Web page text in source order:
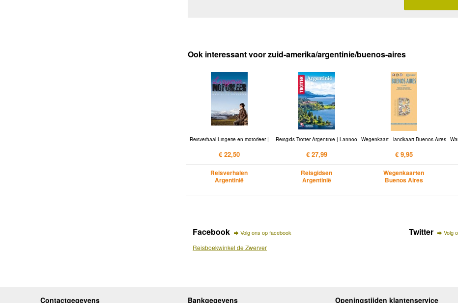
Ook interessant voor zuid-amerika/argentinie/buenos-aires
Reisverhaal Lingerie en motorleer |
€ 22,50
Reisverhalen
Argentinië
Reisgids Trotter Argentinië | Lannoo
€ 27,99
Reisgidsen
Argentinië
Wegenkaart - landkaart Buenos Aires
€ 9,95
Wegenkaarten
Buenos Aires
Facebook Volg ons op facebook
Reisboekwinkel de Zwerver
Twitter Volg
Contactgegevens Bankgegevens Openingstijden klantenservice